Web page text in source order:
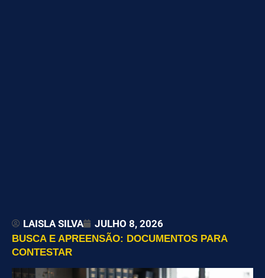
LAISLA SILVA JULHO 8, 2026
BUSCA E APREENSÃO: DOCUMENTOS PARA
CONTESTAR